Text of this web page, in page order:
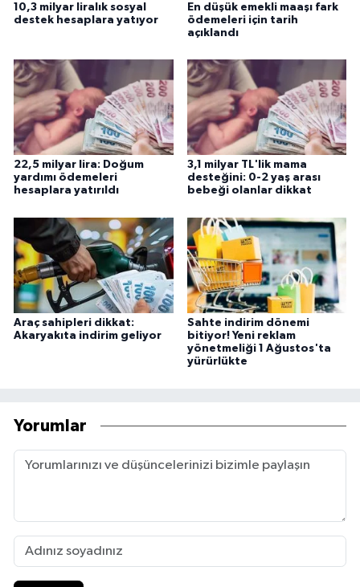
10,3 milyar liralık sosyal
destek hesaplara yatıyor
En düşük emekli maaşı fark
ödemeleri için tarih
açıklandı
22,5 milyar lira: Doğum
yardımı ödemeleri
hesaplara yatırıldı
3,1 milyar TL'lik mama
desteğini: 0-2 yaş arası
bebeği olanlar dikkat
Araç sahipleri dikkat:
Akaryakıta indirim geliyor
Sahte indirim dönemi
bitiyor! Yeni reklam
yönetmeliği 1 Ağustos'ta
yürürlükte
Yorumlar